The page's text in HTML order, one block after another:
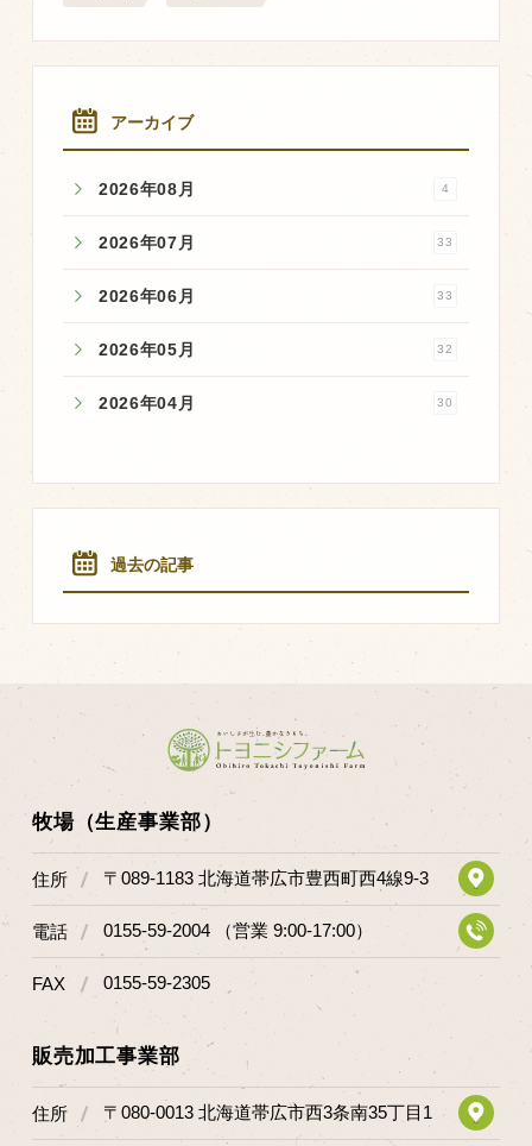
アーカイブ
2026年08月 4
2026年07月 33
2026年06月 33
2026年05月 32
2026年04月 30
過去の記事
牧場（生産事業部）
住所 〒089-1183 北海道帯広市豊西町西4線9-3
電話 0155-59-2004 （営業 9:00-17:00）
FAX 0155-59-2305
販売加工事業部
住所 〒080-0013 北海道帯広市西3条南35丁目1